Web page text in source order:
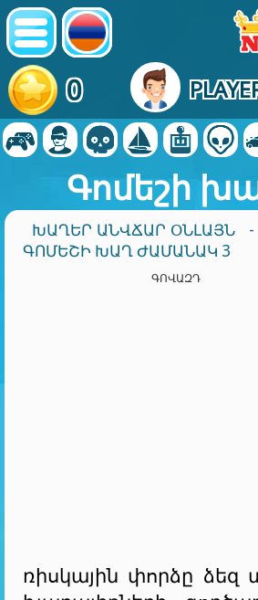
0
Գոմեշի
ԽԱՂԵՐ ԱՆՎՃԱՐ ՕՆԼԱՅՆ -
ԳՈՄԵՇԻ ԽԱՂ ԺԱՄԱՆԱԿ 3
ԳՈՎԱԶԴ
ռիսկային փորձը ձեզ